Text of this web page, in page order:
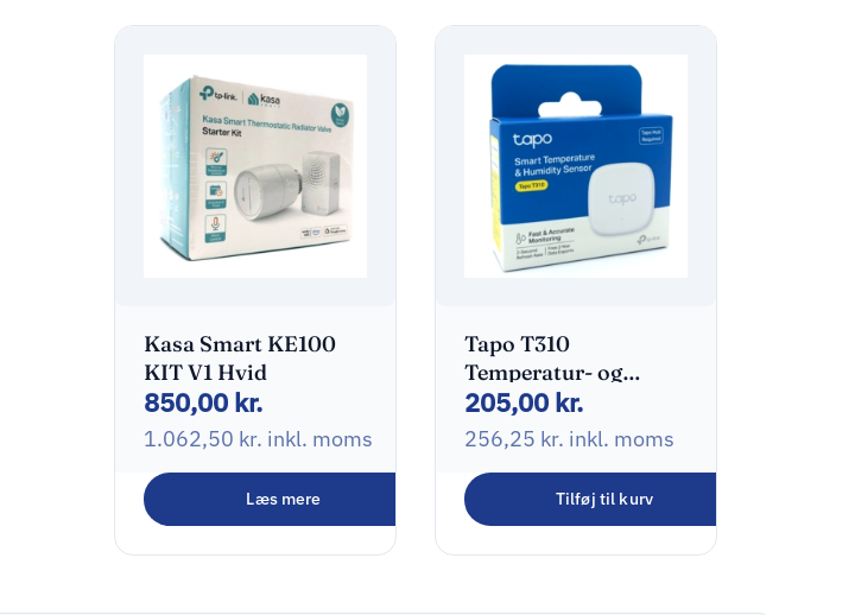
Kasa Smart KE100
KIT V1 Hvid
850,00 kr.
1.062,50 kr. inkl. moms
Læs mere
Tapo T310
Temperatur- og
fugtighedsssensor
Hvid
205,00 kr.
256,25 kr. inkl. moms
Tilføj til kurv